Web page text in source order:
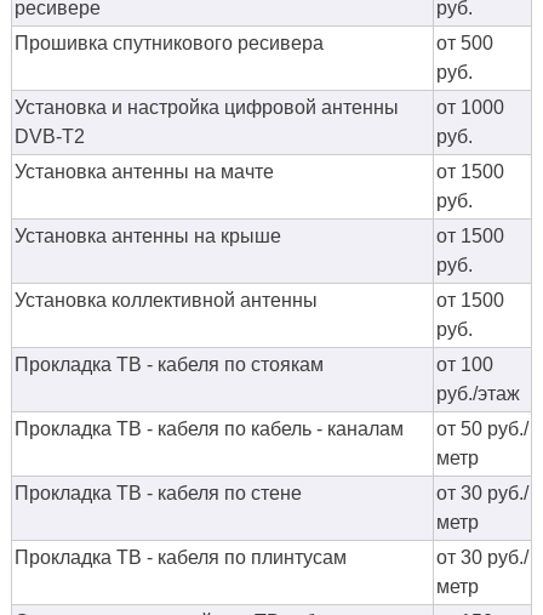
ресивере
руб.
Прошивка спутникового ресивера
от 500
руб.
Установка и настройка цифровой антенны
DVB-T2
от 1000
руб.
Установка антенны на мачте
от 1500
руб.
Установка антенны на крыше
от 1500
руб.
Установка коллективной антенны
от 1500
руб.
Прокладка ТВ - кабеля по стоякам
от 100
руб./этаж
Прокладка ТВ - кабеля по кабель - каналам
от 50 руб./
метр
Прокладка ТВ - кабеля по стене
от 30 руб./
метр
Прокладка ТВ - кабеля по плинтусам
от 30 руб./
метр